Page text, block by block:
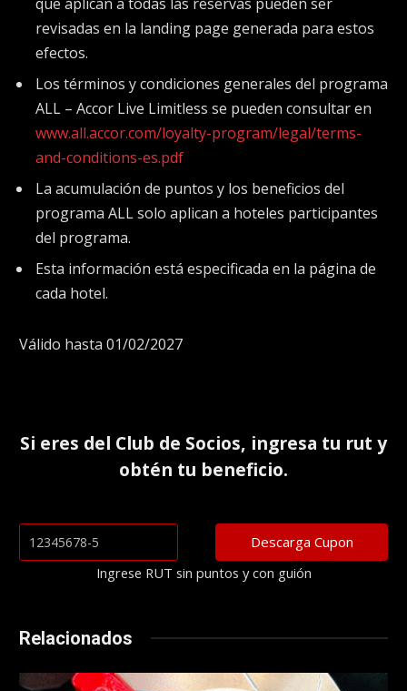
revisadas en la landing page generada para estos
efectos.
Los términos y condiciones generales del programa
ALL – Accor Live Limitless se pueden consultar en
www.all.accor.com/loyalty-program/legal/terms-
and-conditions-es.pdf
La acumulación de puntos y los beneficios del
programa ALL solo aplican a hoteles participantes
del programa.
Esta información está especificada en la página de
cada hotel.
Válido hasta 01/02/2027
Si eres del Club de Socios, ingresa tu rut y
obtén tu beneficio.
Ingrese RUT sin puntos y con guión
Relacionados